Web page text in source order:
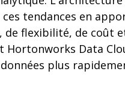
tendances en
de flexibilité, de coût
Data
plus